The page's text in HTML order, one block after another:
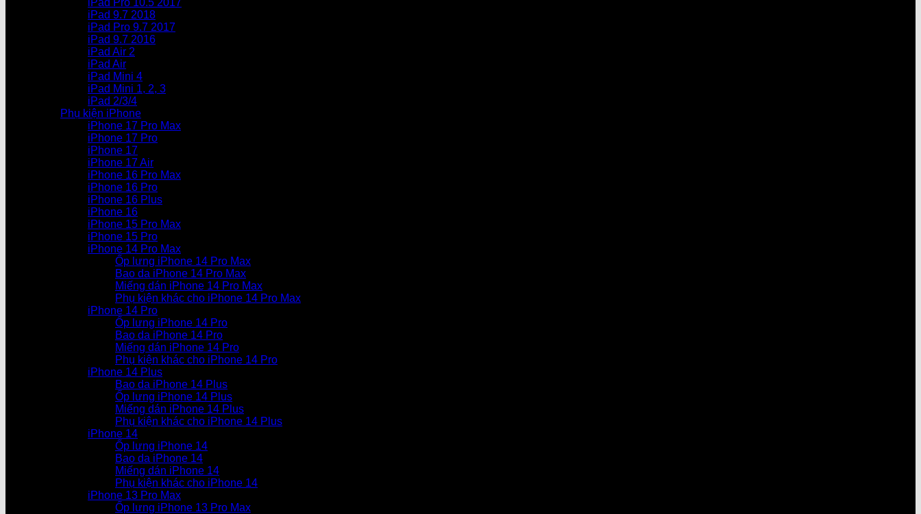
iPad Pro 10.5 2017
iPad 9.7 2018
iPad Pro 9.7 2017
iPad 9.7 2016
iPad Air 2
iPad Air
iPad Mini 4
iPad Mini 1, 2, 3
iPad 2/3/4
Phụ kiện iPhone
iPhone 17 Pro Max
iPhone 17 Pro
iPhone 17
iPhone 17 Air
iPhone 16 Pro Max
iPhone 16 Pro
iPhone 16 Plus
iPhone 16
iPhone 15 Pro Max
iPhone 15 Pro
iPhone 14 Pro Max
Ốp lưng iPhone 14 Pro Max
Bao da iPhone 14 Pro Max
Miếng dán iPhone 14 Pro Max
Phụ kiện khác cho iPhone 14 Pro Max
iPhone 14 Pro
Ốp lưng iPhone 14 Pro
Bao da iPhone 14 Pro
Miếng dán iPhone 14 Pro
Phụ kiện khác cho iPhone 14 Pro
iPhone 14 Plus
Bao da iPhone 14 Plus
Ốp lưng iPhone 14 Plus
Miếng dán iPhone 14 Plus
Phụ kiện khác cho iPhone 14 Plus
iPhone 14
Ốp lưng iPhone 14
Bao da iPhone 14
Miếng dán iPhone 14
Phụ kiện khác cho iPhone 14
iPhone 13 Pro Max
Ốp lưng iPhone 13 Pro Max